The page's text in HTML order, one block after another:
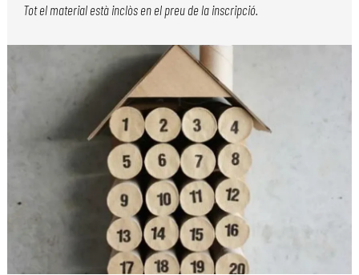
Tot el material està inclòs en el preu de la inscripció.